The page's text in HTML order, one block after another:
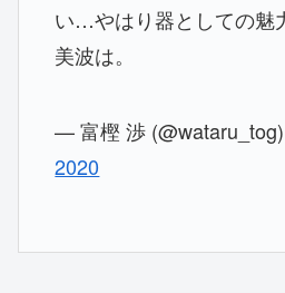
い…やはり器としての魅
美波は。
— 富樫 渉 (@wataru_tog)
2020